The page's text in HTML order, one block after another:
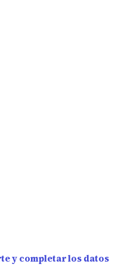
y completar los datos